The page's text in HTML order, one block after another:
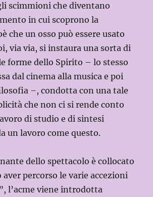
scimmioni che diventano
in cui scoprono la
che un osso può essere usato
via via, si instaura una sorta di
forme dello Spirito – lo stesso
dal cinema alla musica e poi
–, condotta con una tale
che non ci si rende conto
di studio e di sintesi
un lavoro come questo.
dello spettacolo è collocato
aver percorso le varie accezioni
l’acme viene introdotta